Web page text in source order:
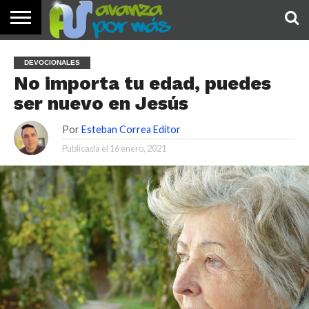
PALABRA
DE HOY
DEVOCIONALES
NOTICIAS
TESTIMONIOS
ORACIONES
SOBRE
NOSOTROS
IMÁGENES
DEVOCIONALES
No importa tu edad, puedes
ser nuevo en Jesús
Por Esteban Correa Editor
Publicada el 16 enero, 2021